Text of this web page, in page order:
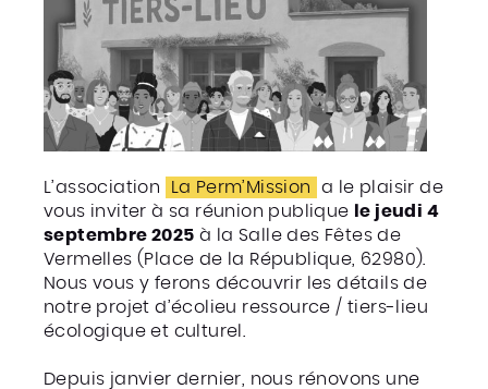
L’association La Perm’Mission
a le plaisir de
vous inviter à sa réunion publique
le jeudi 4
septembre 2025 à la Salle des Fêtes de
Vermelles (Place de la République, 62980).
Nous vous y ferons découvrir les détails de
notre projet d’écolieu ressource / tiers-lieu
écologique et culturel.
Depuis janvier dernier, nous rénovons une